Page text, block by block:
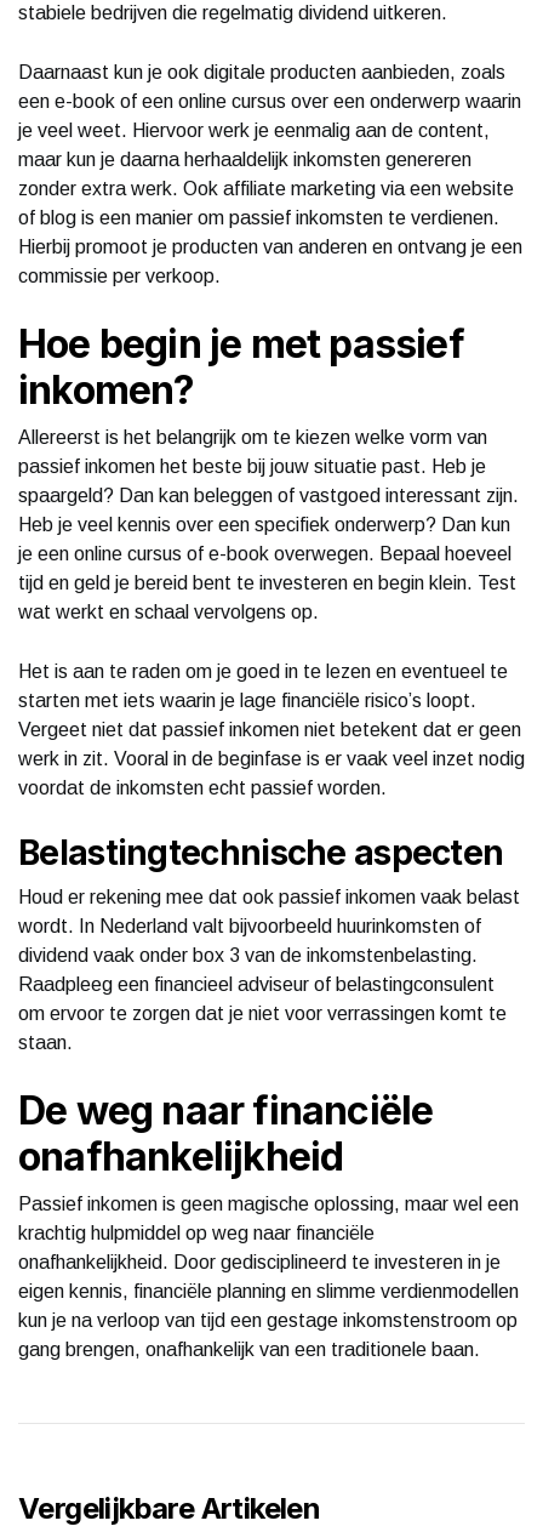
stabiele bedrijven die regelmatig dividend uitkeren.
Daarnaast kun je ook digitale producten aanbieden, zoals
een e-book of een online cursus over een onderwerp waarin
je veel weet. Hiervoor werk je eenmalig aan de content,
maar kun je daarna herhaaldelijk inkomsten genereren
zonder extra werk. Ook affiliate marketing via een website
of blog is een manier om passief inkomsten te verdienen.
Hierbij promoot je producten van anderen en ontvang je een
commissie per verkoop.
Hoe begin je met passief
inkomen?
Allereerst is het belangrijk om te kiezen welke vorm van
passief inkomen het beste bij jouw situatie past. Heb je
spaargeld? Dan kan beleggen of vastgoed interessant zijn.
Heb je veel kennis over een specifiek onderwerp? Dan kun
je een online cursus of e-book overwegen. Bepaal hoeveel
tijd en geld je bereid bent te investeren en begin klein. Test
wat werkt en schaal vervolgens op.
Het is aan te raden om je goed in te lezen en eventueel te
starten met iets waarin je lage financiële risico’s loopt.
Vergeet niet dat passief inkomen niet betekent dat er geen
werk in zit. Vooral in de beginfase is er vaak veel inzet nodig
voordat de inkomsten echt passief worden.
Belastingtechnische aspecten
Houd er rekening mee dat ook passief inkomen vaak belast
wordt. In Nederland valt bijvoorbeeld huurinkomsten of
dividend vaak onder box 3 van de inkomstenbelasting.
Raadpleeg een financieel adviseur of belastingconsulent
om ervoor te zorgen dat je niet voor verrassingen komt te
staan.
De weg naar financiële
onafhankelijkheid
Passief inkomen is geen magische oplossing, maar wel een
krachtig hulpmiddel op weg naar financiële
onafhankelijkheid. Door gedisciplineerd te investeren in je
eigen kennis, financiële planning en slimme verdienmodellen
kun je na verloop van tijd een gestage inkomstenstroom op
gang brengen, onafhankelijk van een traditionele baan.
Vergelijkbare Artikelen